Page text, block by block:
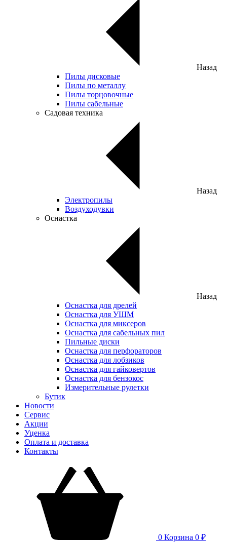
Назад
Пилы дисковые
Пилы по металлу
Пилы торцовочные
Пилы сабельные
Садовая техника
Назад
Электропилы
Воздуходувки
Оснастка
Назад
Оснастка для дрелей
Оснастка для УШМ
Оснастка для миксеров
Оснастка для сабельных пил
Пильные диски
Оснастка для перфораторов
Оснастка для лобзиков
Оснастка для гайковертов
Оснастка для бензокос
Измерительные рулетки
Бутик
Новости
Сервис
Акции
Уценка
Оплата и доставка
Контакты
0 Корзина 0 ₽